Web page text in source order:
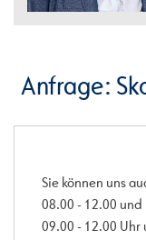
Anfrage:
Sie können uns
08.00 - 12.00 und
09.00 - 12.00 Uhr